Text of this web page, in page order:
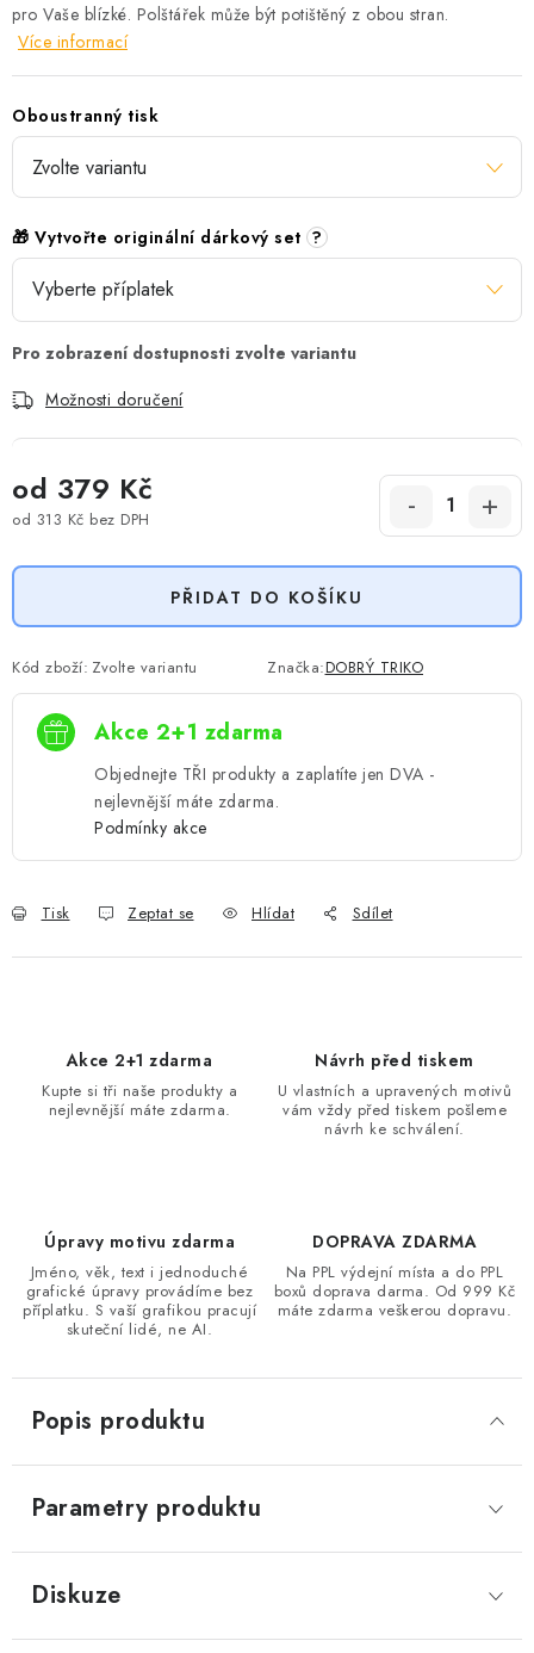
pro Vaše blízké. Polštářek může být potištěný z obou stran.
Více informací
Oboustranný tisk
🎁 Vytvořte originální dárkový set ?
Možnosti doručení
od 379 Kč
od 313 Kč bez DPH
PŘIDAT DO KOŠÍKU
Kód zboží: Zvolte variantu Značka:DOBRÝ TRIKO
Akce 2+1 zdarma
Objednejte TŘI produkty a zaplatíte jen DVA -
nejlevnější máte zdarma.
Podmínky akce
Tisk Zeptat se Hlídat Sdílet
Akce 2+1 zdarma
Kupte si tři naše produkty a
nejlevnější máte zdarma.
Návrh před tiskem
U vlastních a upravených motivů
vám vždy před tiskem pošleme
návrh ke schválení.
Úpravy motivu zdarma
Jméno, věk, text i jednoduché
grafické úpravy provádíme bez
příplatku. S vaší grafikou pracují
skuteční lidé, ne AI.
DOPRAVA ZDARMA
Na PPL výdejní místa a do PPL
boxů doprava darma. Od 999 Kč
máte zdarma veškerou dopravu.
Popis produktu
Parametry produktu
Diskuze